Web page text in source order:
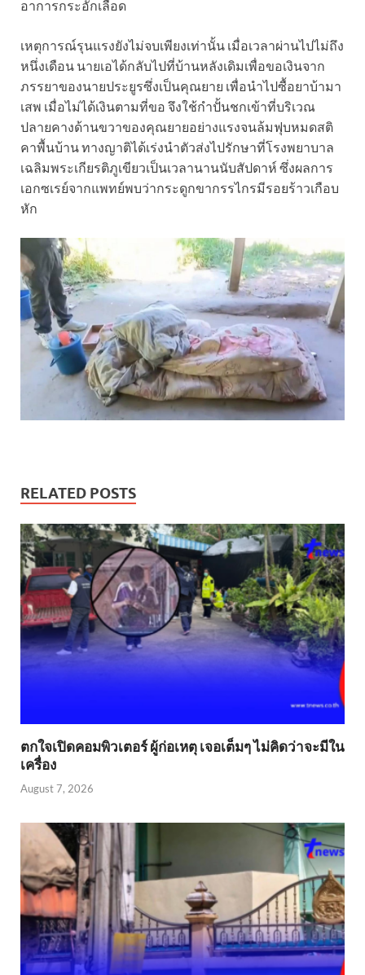
อาการกระอักเลือด
เหตุการณ์รุนแรงยังไม่จบเพียงเท่านั้น เมื่อเวลาผ่านไปไม่ถึง
หนึ่งเดือน นายเอได้กลับไปที่บ้านหลังเดิมเพื่อขอเงินจาก
ภรรยาของนายประยูรซึ่งเป็นคุณยาย เพื่อนำไปซื้อยาบ้ามา
เสพ เมื่อไม่ได้เงินตามที่ขอ จึงใช้กำปั้นชกเข้าที่บริเวณ
ปลายคางด้านขวาของคุณยายอย่างแรงจนล้มฟุบหมดสติ
คาพื้นบ้าน ทางญาติได้เร่งนำตัวส่งไปรักษาที่โรงพยาบาล
เฉลิมพระเกียรติภูเขียวเป็นเวลานานนับสัปดาห์ ซึ่งผลการ
เอกซเรย์จากแพทย์พบว่ากระดูกขากรรไกรมีรอยร้าวเกือบ
หัก
RELATED POSTS
ตกใจเปิดคอมพิวเตอร์ ผู้ก่อเหตุ เจอเต็มๆ ไม่คิดว่าจะมีใน
เครื่อง
August 7, 2026